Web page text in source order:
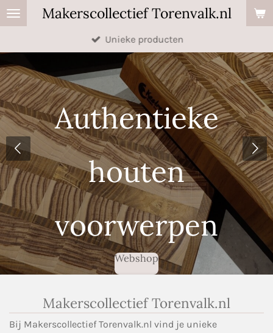
Ga
de
hoofdinhoud
Makerscollectief Torenvalk.nl
Unieke producten
Authentieke
houten
voorwerpen
Webshop
Makerscollectief Torenvalk.nl
Bij Makerscollectief Torenvalk.nl vind je unieke